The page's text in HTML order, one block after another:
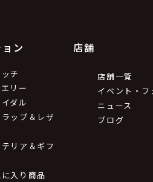
をお送りするため。
者提供について
よる場合を除いて第三者に提供
いの委託について
ン
チ
リー
ダル
ップ＆レザ
リア＆ギフ
入り商品
店舗
店舗一覧
イベント・フ
ニュース
ブログ